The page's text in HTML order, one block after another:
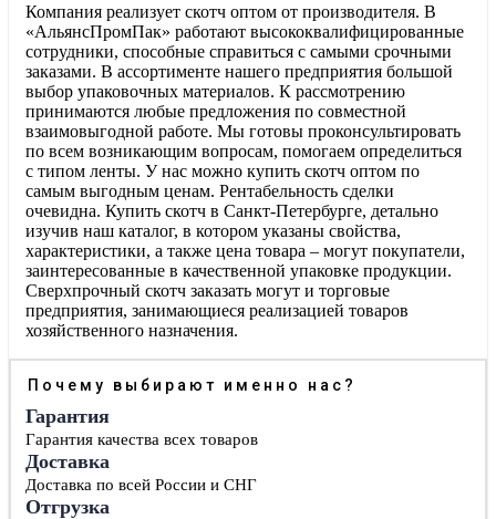
Компания реализует скотч оптом от производителя. В
«АльянсПромПак» работают высококвалифицированные
сотрудники, способные справиться с самыми срочными
заказами. В ассортименте нашего предприятия большой
выбор упаковочных материалов. К рассмотрению
принимаются любые предложения по совместной
взаимовыгодной работе. Мы готовы проконсультировать
по всем возникающим вопросам, помогаем определиться
с типом ленты. У нас можно купить скотч оптом по
самым выгодным ценам. Рентабельность сделки
очевидна. Купить скотч в Санкт-Петербурге, детально
изучив наш каталог, в котором указаны свойства,
характеристики, а также цена товара – могут покупатели,
заинтересованные в качественной упаковке продукции.
Сверхпрочный скотч заказать могут и торговые
предприятия, занимающиеся реализацией товаров
хозяйственного назначения.
Почему выбирают именно нас?
Гарантия
Гарантия качества всех товаров
Доставка
Доставка по всей России и СНГ
Отгрузка